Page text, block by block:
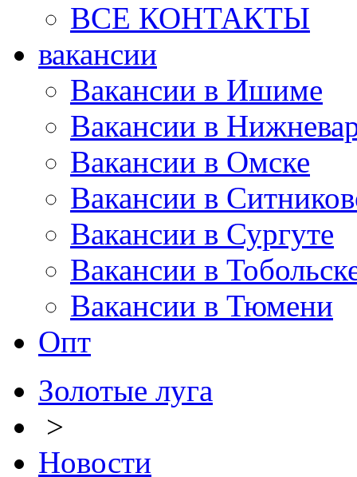
ВСЕ КОНТАКТЫ
вакансии
Вакансии в Ишиме
Вакансии в
Вакансии в Омске
Вакансии в
Вакансии в Сургуте
Вакансии в
Вакансии в Тюмени
Опт
Золотые луга
>
Новости